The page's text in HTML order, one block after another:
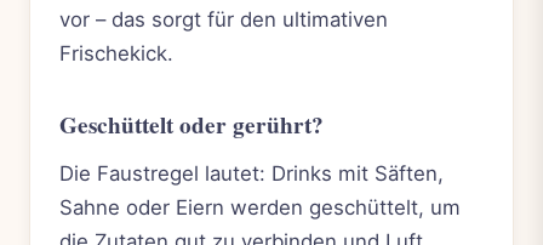
vor – das sorgt für den ultimativen
Frischekick.
Geschüttelt oder gerührt?
Die Faustregel lautet: Drinks mit Säften,
Sahne oder Eiern werden geschüttelt, um